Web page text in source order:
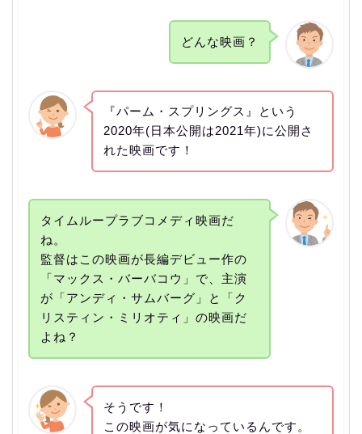
どんな映画？
『パーム・スプリングス』という
2020年(日本公開は2021年)に公開さ
れた映画です！
タイムループラブコメディ映画だ
ね。
監督はこの映画が長編デビュー作の
「マックス・バーバコウ」で、主演
が「アンディ・サムバーグ」と「ク
リスティン・ミリオティ」の映画だ
よね？
そうです！
この映画が気になっているんです。